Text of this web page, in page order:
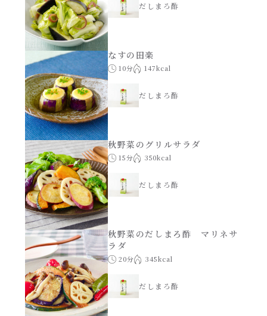
だしまろ酢
なすの田楽
10分 147kcal
だしまろ酢
秋野菜のグリルサラダ
15分 350kcal
だしまろ酢
秋野菜のだしまろ酢 マリネサ
ラダ
20分 345kcal
だしまろ酢